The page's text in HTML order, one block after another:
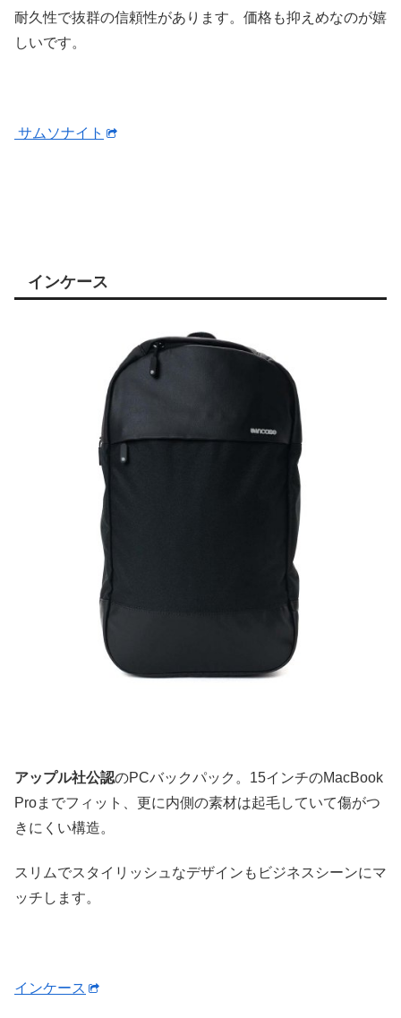
耐久性で抜群の信頼性があります。価格も抑えめなのが嬉
しいです。
サムソナイト
インケース
アップル社公認のPCバックパック。15インチのMacBook
Proまでフィット、更に内側の素材は起毛していて傷がつ
きにくい構造。
スリムでスタイリッシュなデザインもビジネスシーンにマ
ッチします。
インケース